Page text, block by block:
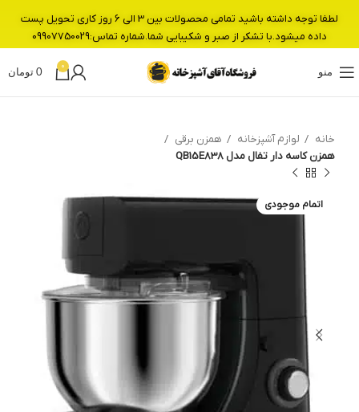
منو
0
0 تومان
خانه لوازم آشپزخانه
همزن برقی
همزن کاسه دار تفال مدل QB15E838
اتمام موجودی
لطفا توجه داشته باشید تمامی محصولات بین 3 الی 6 روز کاری تحویل پست
داده میشود.با تشکر از صبر و شکیبایی شما.شماره تماس:09907750029